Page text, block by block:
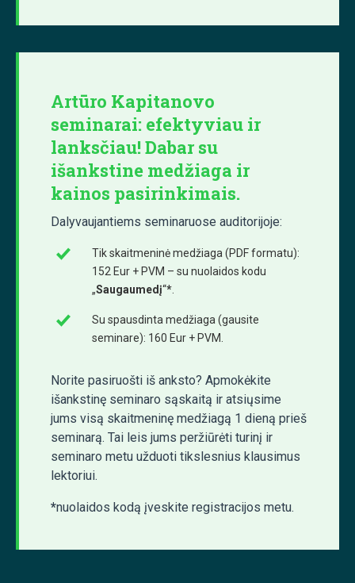
Artūro Kapitanovo
seminarai: efektyviau ir
lanksčiau! Dabar su
išankstine medžiaga ir
kainos pasirinkimais.
Dalyvaujantiems seminaruose auditorijoje:
Tik skaitmeninė medžiaga (PDF formatu):
152 Eur + PVM – su nuolaidos kodu
„Saugaumedį“*
Su spausdinta medžiaga (gausite
seminare): 160 Eur + PVM.
Norite pasiruošti iš anksto? Apmokėkite
išankstinę seminaro sąskaitą ir atsiųsime
jums visą skaitmeninę medžiagą 1 dieną prieš
seminarą. Tai leis jums peržiūrėti turinį ir
seminaro metu užduoti tikslesnius klausimus
lektoriui.
*nuolaidos kodą įveskite registracijos metu.